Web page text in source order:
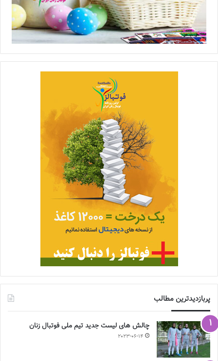
پربازدیدترین مطالب
چالش هاى ليست جدید تيم ملى فوتبال زنان
2023-06-14